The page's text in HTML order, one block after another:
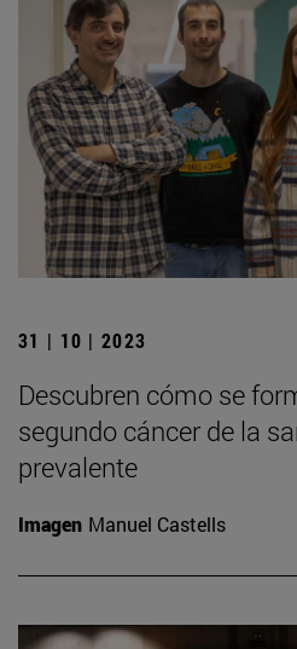
31 | 10 | 2023
Descubren cómo se
segundo cáncer de la
prevalente
Imagen Manuel Castells